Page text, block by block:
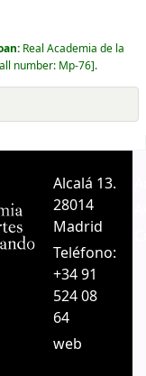
Real Academia de la
number: Mp-76 .
Alcalá 13.
28014
Madrid
Teléfono:
+34 91
524 08
64
web